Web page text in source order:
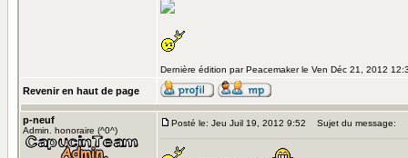
Dernière édition par Peacemaker le Ven Déc 21, 2012
Revenir en haut de page
p-neuf
Admin. honoraire (^0^)
Posté le: Jeu Juil 19, 2012 9:52 Sujet du message: